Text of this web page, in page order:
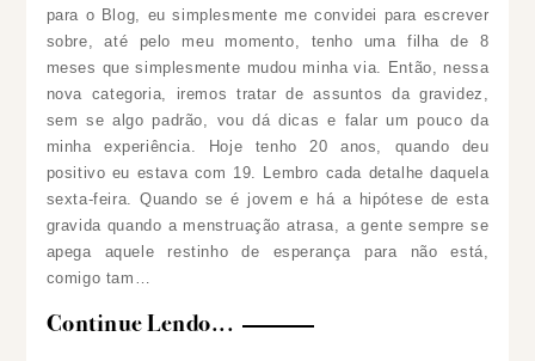
para o Blog, eu simplesmente me convidei para escrever
sobre, até pelo meu momento, tenho uma filha de 8
meses que simplesmente mudou minha via. Então, nessa
nova categoria, iremos tratar de assuntos da gravidez,
sem se algo padrão, vou dá dicas e falar um pouco da
minha experiência.
Hoje tenho 20 anos, quando deu
positivo eu estava com 19. Lembro cada detalhe daquela
sexta-feira. Quando se é jovem e há a hipótese de esta
gravida quando a menstruação atrasa, a gente sempre se
apega aquele restinho de esperança para não está,
comigo tam…
Continue Lendo...